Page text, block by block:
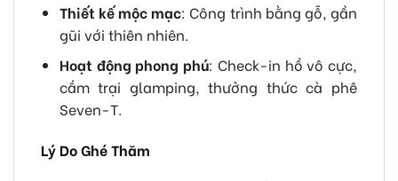
Thiết kế mộc mạc: Công trình bằng gỗ, gần
gũi với thiên nhiên.
Hoạt động phong phú: Check-in hồ vô cực,
cắm trại glamping, thưởng thức cà phê
Seven-T.
Lý Do Ghé Thăm